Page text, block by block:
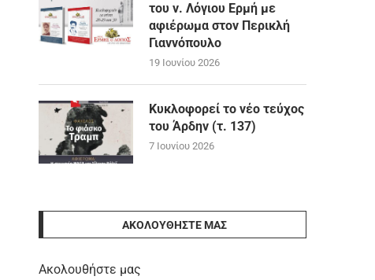
του ν. Λόγιου Ερμή με
αφιέρωμα στον Περικλή
Γιαννόπουλο
19 Ιουνίου 2026
Κυκλοφορεί το νέο τεύχος
του Άρδην (τ. 137)
7 Ιουνίου 2026
ΑΚΟΛΟΥΘΉΣΤΕ ΜΑΣ
Ακολουθήστε μας